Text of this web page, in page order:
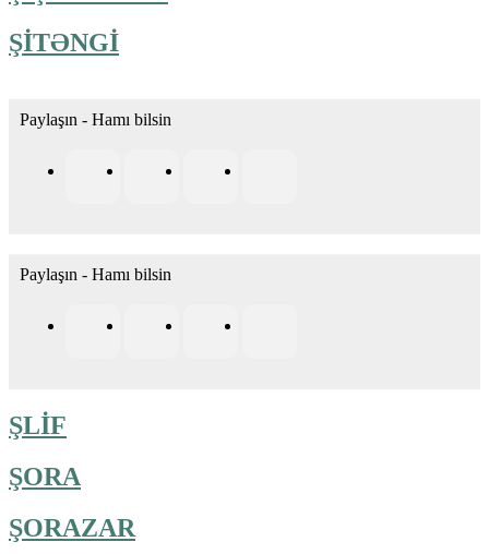
ŞİTƏNGİ
Paylaşın - Hamı bilsin
Paylaşın - Hamı bilsin
ŞLİF
ŞORA
ŞORAZAR